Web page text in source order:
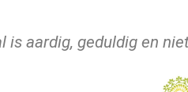
schouderklachten waren